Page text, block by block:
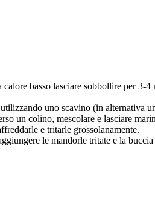
basso lasciare sobbollire per
uno scavino (in alternativa
un colino, mescolare e lasciare
e tritarle grossolanamente.
le mandorle tritate e la